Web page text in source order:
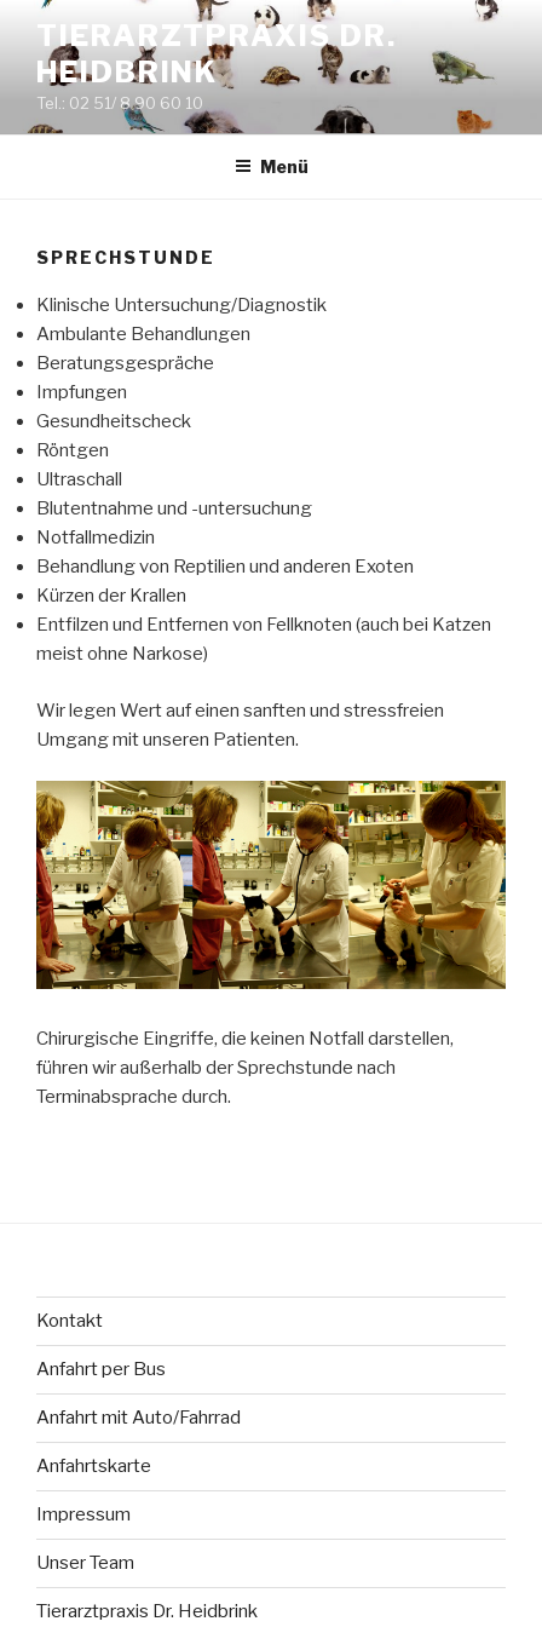
springen
TIERARZTPRAXIS DR.
HEIDBRINK
Tel.: 02 51/ 8 90 60 10
Menü
SPRECHSTUNDE
Klinische Untersuchung/Diagnostik
Ambulante Behandlungen
Beratungsgespräche
Impfungen
Gesundheitscheck
Röntgen
Ultraschall
Blutentnahme und -untersuchung
Notfallmedizin
Behandlung von Reptilien und anderen Exoten
Kürzen der Krallen
Entfilzen und Entfernen von Fellknoten (auch bei Katzen
meist ohne Narkose)
Wir legen Wert auf einen sanften und stressfreien
Umgang mit unseren Patienten.
Chirurgische Eingriffe, die keinen Notfall darstellen,
führen wir außerhalb der Sprechstunde nach
Terminabsprache durch.
Kontakt
Anfahrt per Bus
Anfahrt mit Auto/Fahrrad
Anfahrtskarte
Impressum
Unser Team
Tierarztpraxis Dr. Heidbrink